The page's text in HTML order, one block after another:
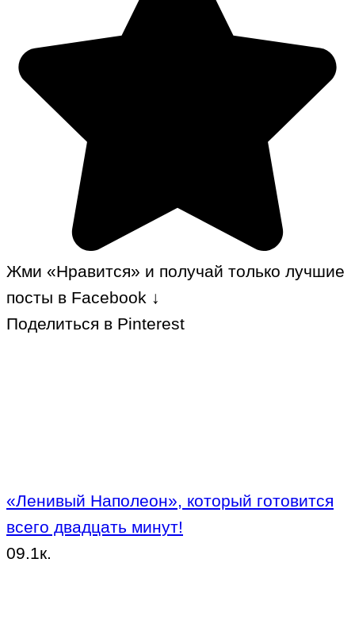
Жми «Нравится» и получай только лучшие
посты в Facebook ↓
Поделиться в Pinterest
«Ленивый Наполеон», который готовится
всего двадцать минут!
09.1к.